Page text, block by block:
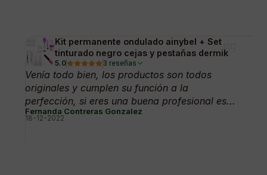
Kit permanente ondulado ainybel + Set
tinturado negro cejas y pestañas dermik
5.0 3 reseñas
Venía todo bien, los productos son todos
originales y cumplen su función a la
perfección, si eres una buena profesional es...
Fernanda Contreras Gonzalez
18-12-2022